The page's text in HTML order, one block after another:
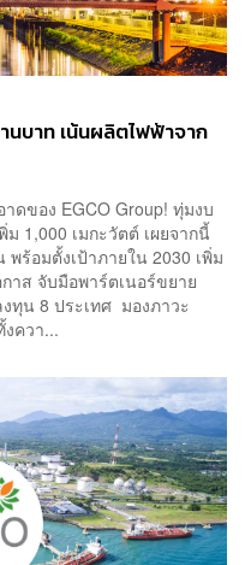
นบาท เน้นผลิตไฟฟ้าจาก
ดของ EGCO Group! ทุ่มงบ
1,000 เมกะวัตต์ เผยจากนี้
ร้อมตั้งเป้าภายใน 2030 เพิ่ม
าส จับมือพาร์ตเนอร์ขยาย
ทุน 8 ประเทศ มองภาวะ
ควา...